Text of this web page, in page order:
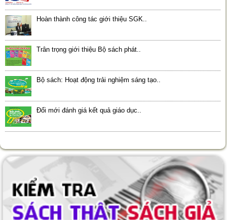
Hoàn thành công tác giới thiệu SGK..
Trân trọng giới thiệu Bộ sách phát..
Bộ sách: Hoạt động trải nghiệm sáng tạo..
Đổi mới đánh giá kết quả giáo dục..